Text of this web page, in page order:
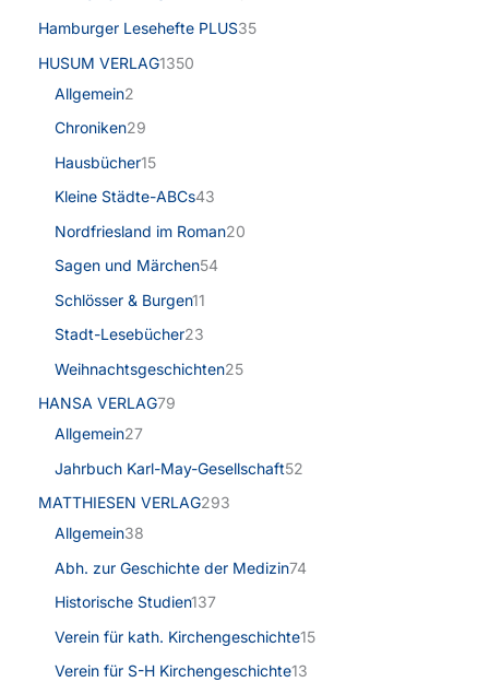
Hamburger Lesehefte PLUS35
HUSUM VERLAG1350
Allgemein2
Chroniken29
Hausbücher15
Kleine Städte-ABCs43
Nordfriesland im Roman20
Sagen und Märchen54
Schlösser & Burgen11
Stadt-Lesebücher23
Weihnachtsgeschichten25
HANSA VERLAG79
Allgemein27
Jahrbuch Karl-May-Gesellschaft52
MATTHIESEN VERLAG293
Allgemein38
Abh. zur Geschichte der Medizin74
Historische Studien137
Verein für kath. Kirchengeschichte15
Verein für S-H Kirchengeschichte13